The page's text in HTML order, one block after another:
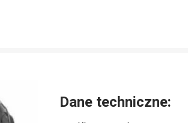
Dane techniczne: